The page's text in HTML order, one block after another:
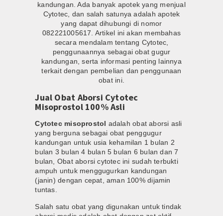
kandungan. Ada banyak apotek yang menjual
Cytotec, dan salah satunya adalah apotek
yang dapat dihubungi di nomor
082221005617. Artikel ini akan membahas
secara mendalam tentang Cytotec,
penggunaannya sebagai obat gugur
kandungan, serta informasi penting lainnya
terkait dengan pembelian dan penggunaan
obat ini.
Jual Obat Aborsi Cytotec
Misoprostol 100% Asli
Cytotec misoprostol adalah obat aborsi asli
yang berguna sebagai obat penggugur
kandungan untuk usia kehamilan 1 bulan 2
bulan 3 bulan 4 bulan 5 bulan 6 bulan dan 7
bulan, Obat aborsi cytotec ini sudah terbukti
ampuh untuk menggugurkan kandungan
(janin) dengan cepat, aman 100% dijamin
tuntas.
Salah satu obat yang digunakan untuk tindak